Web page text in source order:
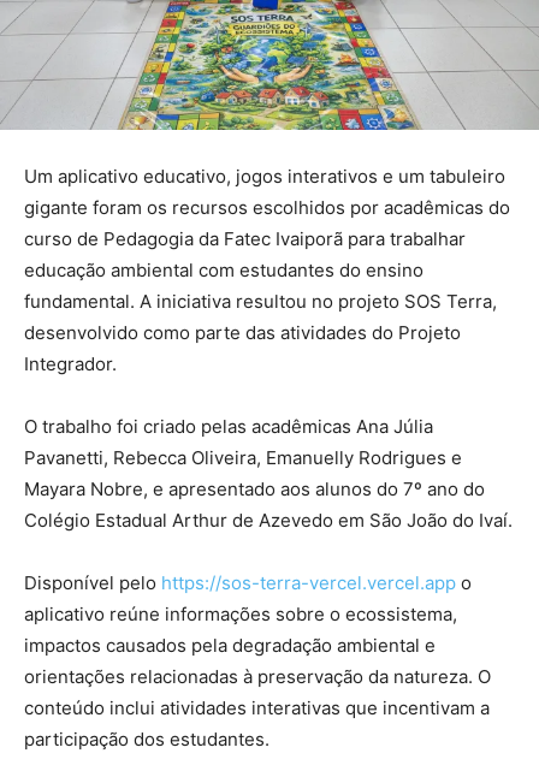
Um aplicativo educativo, jogos interativos e um tabuleiro
gigante foram os recursos escolhidos por acadêmicas do
curso de Pedagogia da Fatec Ivaiporã para trabalhar
educação ambiental com estudantes do ensino
fundamental. A iniciativa resultou no projeto SOS Terra,
desenvolvido como parte das atividades do Projeto
Integrador.
O trabalho foi criado pelas acadêmicas Ana Júlia
Pavanetti, Rebecca Oliveira, Emanuelly Rodrigues e
Mayara Nobre, e apresentado aos alunos do 7º ano do
Colégio Estadual Arthur de Azevedo em São João do Ivaí.
Disponível pelo https://sos-terra-vercel.vercel.app o
aplicativo reúne informações sobre o ecossistema,
impactos causados pela degradação ambiental e
orientações relacionadas à preservação da natureza. O
conteúdo inclui atividades interativas que incentivam a
participação dos estudantes.